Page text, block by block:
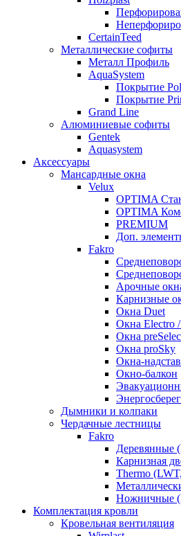
CertainTeed
Металлические софиты
Металл Профиль
AquaSystem
Покрытие
Покрытие
Grand Line
Алюминиевые софиты
Gentek
Aquasystem
Аксессуары
Мансардные окна
Velux
OPTIMA
OPTIMA
PREMIUM
Доп.
Fakro
Арочные
Карнизные
Окна Duet
Окна Electro
Окна
Окна proSky
Окна-
Окно-балкон
Дымники и колпаки
Чердачные лестницы
Fakro
Деревянные
Карнизная
Thermo
Ножничные
Комплектация кровли
Кровельная вентиляция